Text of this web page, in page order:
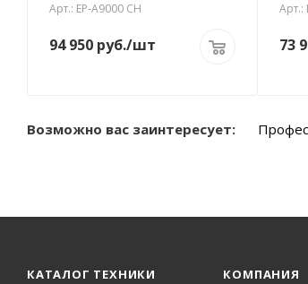
Арт.: EP-A9000 CH
94 950 руб./шт
Арт.:
73
Возможно вас заинтересует:
КАТАЛОГ ТЕХНИКИ КОМПАНИЯ